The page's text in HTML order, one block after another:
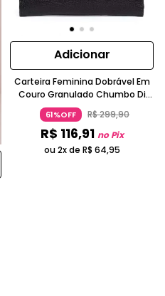
Adicionar
Carteira Feminina Dobrável Em
Couro Granulado Chumbo Di
Marly´s
61%OFF R$299,90
R$ 116,91 no Pix
ou 2x de R$ 64,95